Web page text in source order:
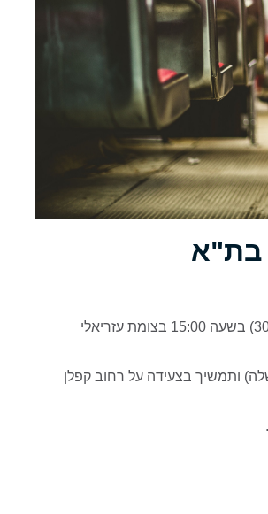
בת"א
אלפי מפגינים צפויים להשתתף בהפגנת מחאה שתחל היום (30/01) בשעה 15:00 בצומת עזריאלי
ותמשיך בצעידה על רחוב קפלן